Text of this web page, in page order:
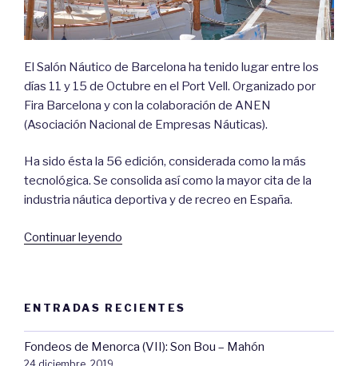
El Salón Náutico de Barcelona ha tenido lugar entre los
días 11 y 15 de Octubre en el Port Vell. Organizado por
Fira Barcelona y con la colaboración de ANEN
(Asociación Nacional de Empresas Náuticas).
Ha sido ésta la 56 edición, considerada como la más
tecnológica. Se consolida así como la mayor cita de la
industria náutica deportiva y de recreo en España.
Continuar leyendo
ENTRADAS RECIENTES
Fondeos de Menorca (VII): Son Bou – Mahón